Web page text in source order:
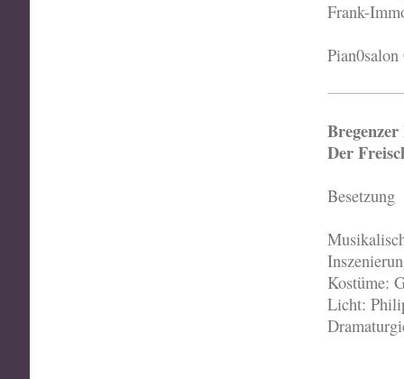
Frank-
Bregenzer
Der
Besetzung
Kostüme:
Licht: